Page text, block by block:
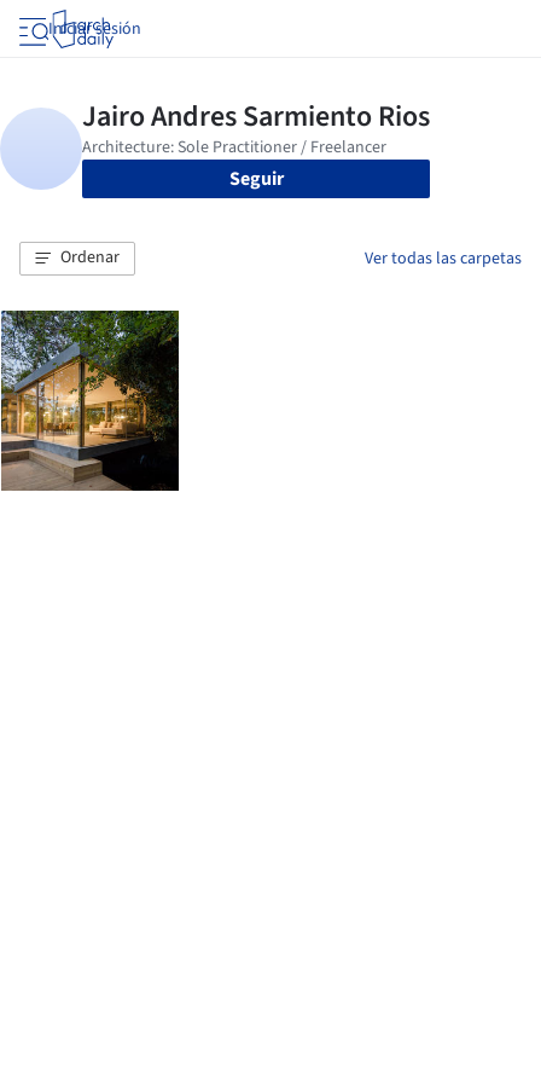
Iniciar sesión
Seguir
Ordenar Ver todas las carpetas